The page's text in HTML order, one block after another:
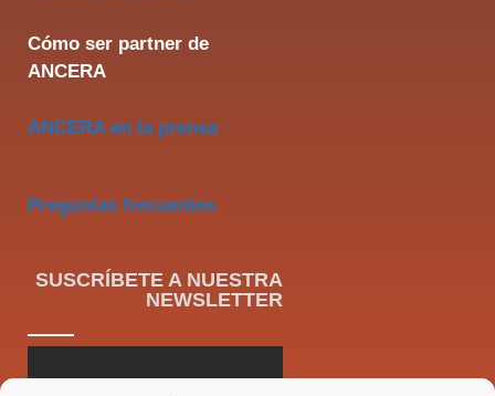
Cómo ser partner de
ANCERA
ANCERA en la prensa
Preguntas frecuentes
SUSCRÍBETE A NUESTRA
NEWSLETTER